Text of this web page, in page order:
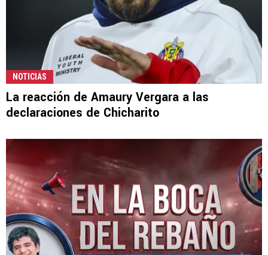
NOTICIAS
La reacción de Amaury Vergara a las
declaraciones de Chicharito